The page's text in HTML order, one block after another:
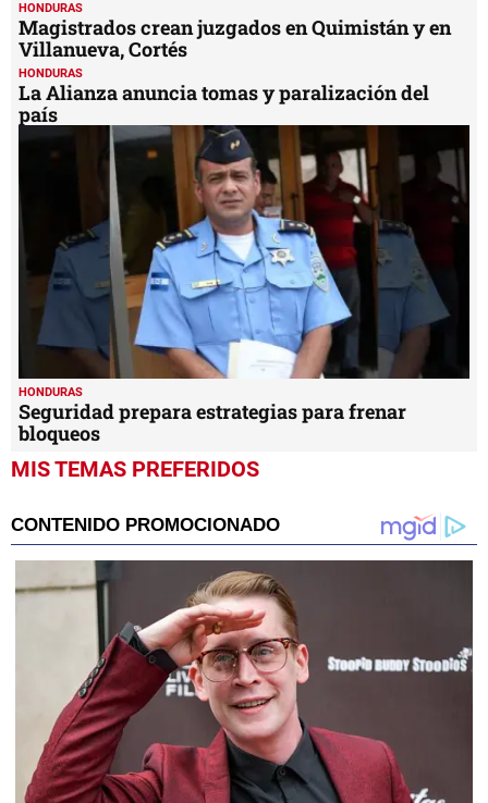
HONDURAS
Magistrados crean juzgados en Quimistán y en
Villanueva, Cortés
HONDURAS
La Alianza anuncia tomas y paralización del
país
HONDURAS
Seguridad prepara estrategias para frenar
bloqueos
MIS TEMAS PREFERIDOS